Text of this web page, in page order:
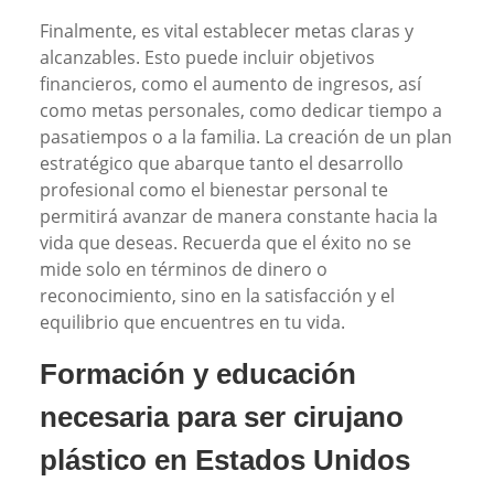
Finalmente, es vital establecer metas claras y
alcanzables. Esto puede incluir objetivos
financieros, como el aumento de ingresos, así
como metas personales, como dedicar tiempo a
pasatiempos o a la familia. La creación de un plan
estratégico que abarque tanto el desarrollo
profesional como el bienestar personal te
permitirá avanzar de manera constante hacia la
vida que deseas. Recuerda que el éxito no se
mide solo en términos de dinero o
reconocimiento, sino en la satisfacción y el
equilibrio que encuentres en tu vida.
Formación y educación
necesaria para ser cirujano
plástico en Estados Unidos